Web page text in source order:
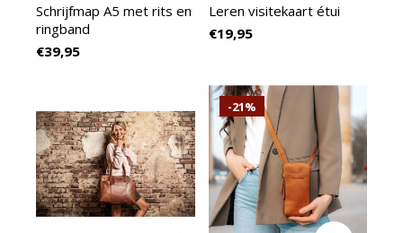
Schrijfmap A5 met rits en
ringband
€39,95
Leren visitekaart étui
€19,95
-21%